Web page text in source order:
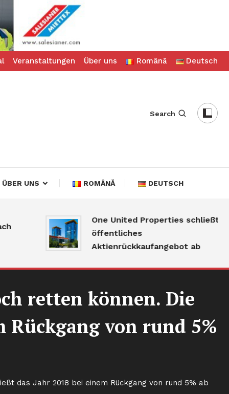
Veranstaltungen Über uns Română Deutsch
Search
ÜBER UNS ROMÂNĂ DEUTSCH
One United Properties schließt
öffentliches
Aktienrückkaufangebot ab
retten können. Die
Rückgang von rund 5%
das Jahr 2018 bei einem Rückgang von rund 5% ab